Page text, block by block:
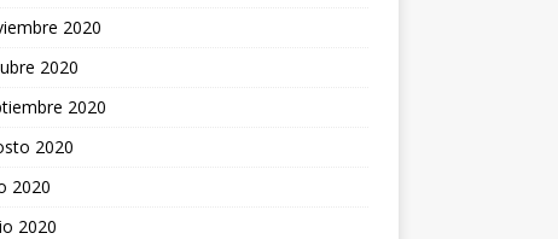
2020
2020
2020
2020
2020
2020